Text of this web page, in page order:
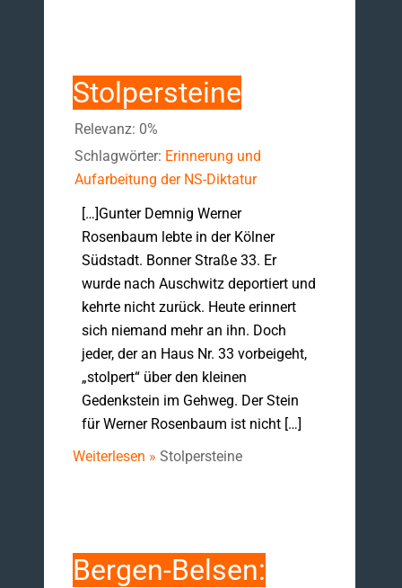
Stolpersteine
Relevanz: 0%
Schlagwörter: Erinnerung und
Aufarbeitung der NS-Diktatur
[…]Gunter Demnig Werner
Rosenbaum lebte in der Kölner
Südstadt. Bonner Straße 33. Er
wurde nach Auschwitz deportiert und
kehrte nicht zurück. Heute erinnert
sich niemand mehr an ihn. Doch
jeder, der an Haus Nr. 33 vorbeigeht,
„stolpert“ über den kleinen
Gedenkstein im Gehweg. Der Stein
für Werner Rosenbaum ist nicht […]
Weiterlesen » Stolpersteine
Bergen-Belsen: